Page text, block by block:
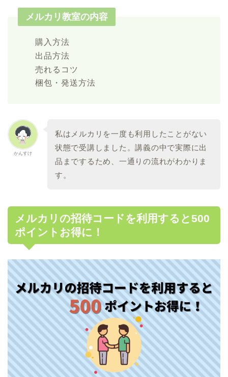
メルカリ教室の内容
購入方法
出品方法
売れるコツ
梱包・発送方法
かんすけ
私はメルカリを一度も利用したことがない
状態で受講しました。講義の中で実際に出
品までするため、一通りの流れがわかりま
す。
メルカリの招待コードを利用すると500
ポイントお得に！